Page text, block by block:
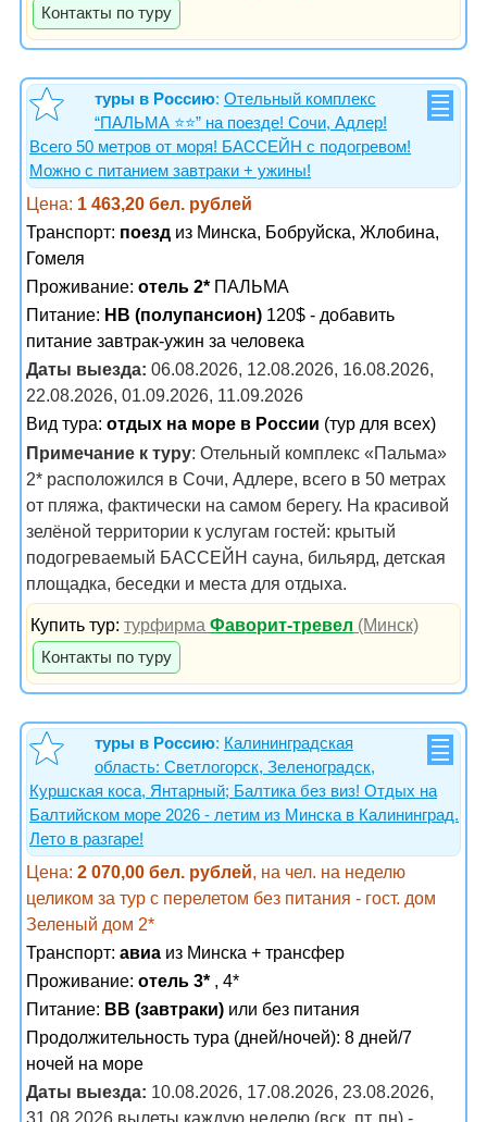
Контакты по туру
туры в Россию: Отельный комплекс
“ПАЛЬМА ⭐️⭐️” на поезде! Сочи, Адлер!
Всего 50 метров от моря! БАССЕЙН с подогревом!
Можно с питанием завтраки + ужины!
Цена: 1 463,20 бел. рублей
Транспорт: поезд из Минска, Бобруйска, Жлобина,
Гомеля
Проживание: отель 2* ПАЛЬМА
Питание: HB (полупансион) 120$ - добавить
питание завтрак-ужин за человека
Даты выезда: 06.08.2026, 12.08.2026, 16.08.2026,
22.08.2026, 01.09.2026, 11.09.2026
Вид тура: отдых на море в России (тур для всех)
Примечание к туру: Отельный комплекс «Пальма»
2* расположился в Сочи, Адлере, всего в 50 метрах
от пляжа, фактически на самом берегу. На красивой
зелёной территории к услугам гостей: крытый
подогреваемый БАССЕЙН сауна, бильярд, детская
площадка, беседки и места для отдыха.
Купить тур:турфирмаФаворит-тревел (Минск)
Контакты по туру
туры в Россию: Калининградская
область: Светлогорск, Зеленоградск,
Куршская коса, Янтарный; Балтика без виз! Отдых на
Балтийском море 2026 - летим из Минска в Калининград.
Лето в разгаре!
Цена: 2 070,00 бел. рублей, на чел. на неделю
целиком за тур с перелетом без питания - гост. дом
Зеленый дом 2*
Транспорт: авиа из Минска + трансфер
Проживание: отель 3* , 4*
Питание: BB (завтраки) или без питания
Продолжительность тура (дней/ночей): 8 дней/7
ночей на море
Даты выезда: 10.08.2026, 17.08.2026, 23.08.2026,
31.08.2026 вылеты каждую неделю (вск, пт, пн) -